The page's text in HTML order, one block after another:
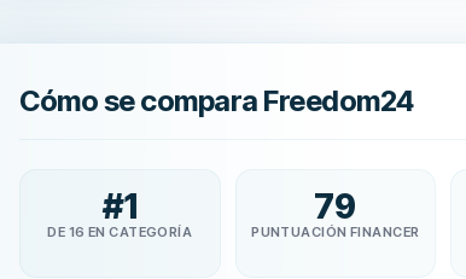
Cómo se compara Freedom24
#1
DE 16 EN CATEGORÍA
79
PUNTUACIÓN FINANCER